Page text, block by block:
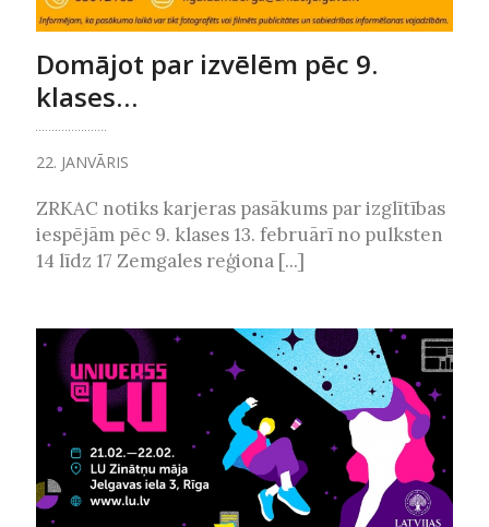
Domājot par izvēlēm pēc 9.
klases…
22. JANVĀRIS
ZRKAC notiks karjeras pasākums par izglītības
iespējām pēc 9. klases 13. februārī no pulksten
14 līdz 17 Zemgales reģiona [...]